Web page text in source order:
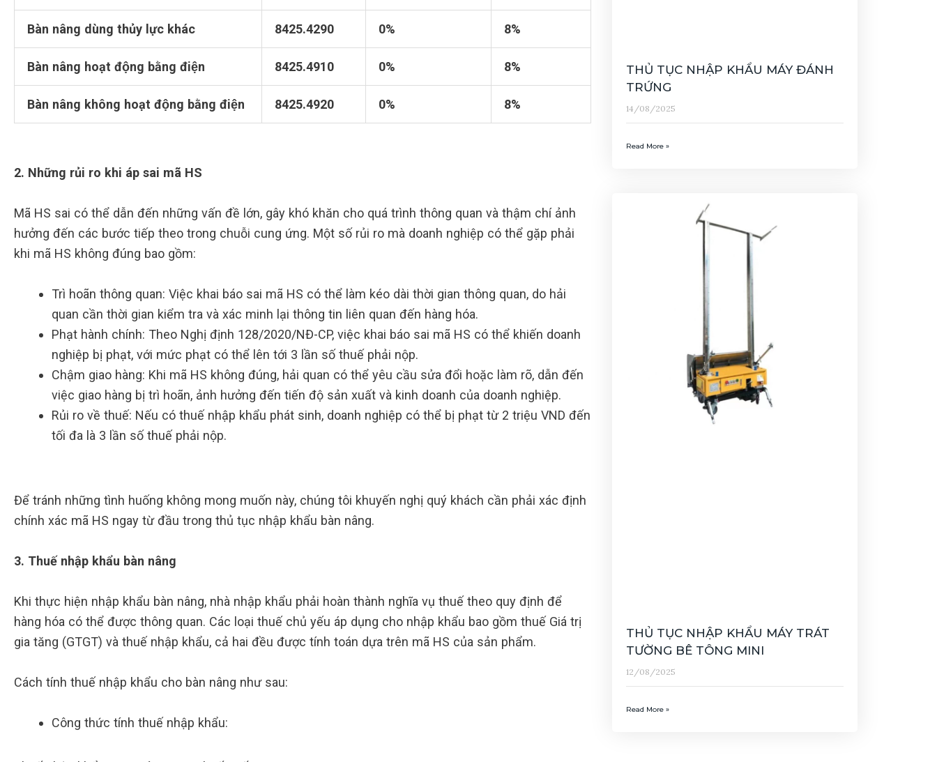
Bàn nâng dùng thủy lực khác 8425.4290 0% 8%
Bàn nâng hoạt động bằng điện 8425.4910 0% 8%
Bàn nâng không hoạt động bằng điện 8425.4920 0% 8%
2. Những rủi ro khi áp sai mã HS
Mã HS sai có thể dẫn đến những vấn đề lớn, gây khó khăn cho quá trình thông quan và thậm chí ảnh
hưởng đến các bước tiếp theo trong chuỗi cung ứng. Một số rủi ro mà doanh nghiệp có thể gặp phải
khi mã HS không đúng bao gồm:
Trì hoãn thông quan: Việc khai báo sai mã HS có thể làm kéo dài thời gian thông quan, do hải
quan cần thời gian kiểm tra và xác minh lại thông tin liên quan đến hàng hóa.
Phạt hành chính: Theo Nghị định 128/2020/NĐ-CP, việc khai báo sai mã HS có thể khiến doanh
nghiệp bị phạt, với mức phạt có thể lên tới 3 lần số thuế phải nộp.
Chậm giao hàng: Khi mã HS không đúng, hải quan có thể yêu cầu sửa đổi hoặc làm rõ, dẫn đến
việc giao hàng bị trì hoãn, ảnh hưởng đến tiến độ sản xuất và kinh doanh của doanh nghiệp.
Rủi ro về thuế: Nếu có thuế nhập khẩu phát sinh, doanh nghiệp có thể bị phạt từ 2 triệu VND đến
tối đa là 3 lần số thuế phải nộp.
Để tránh những tình huống không mong muốn này, chúng tôi khuyến nghị quý khách cần phải xác định
chính xác mã HS ngay từ đầu trong thủ tục nhập khẩu bàn nâng.
3. Thuế nhập khẩu bàn nâng
Khi thực hiện nhập khẩu bàn nâng, nhà nhập khẩu phải hoàn thành nghĩa vụ thuế theo quy định để
hàng hóa có thể được thông quan. Các loại thuế chủ yếu áp dụng cho nhập khẩu bao gồm thuế Giá trị
gia tăng (GTGT) và thuế nhập khẩu, cả hai đều được tính toán dựa trên mã HS của sản phẩm.
Cách tính thuế nhập khẩu cho bàn nâng như sau:
Công thức tính thuế nhập khẩu:
THỦ TỤC NHẬP KHẨU MÁY ĐÁNH
TRỨNG
14/08/2025
Read More »
THỦ TỤC NHẬP KHẨU MÁY TRÁT
TƯỜNG BÊ TÔNG MINI
12/08/2025
Read More »